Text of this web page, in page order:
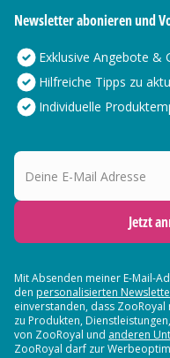
Newsletter abonieren und
Exklusive Angebote &
Hilfreiche Tipps zu
Individuelle
Deine E-Mail Adresse
Jetzt
Mit Absenden meiner E-Mail-
den personalisierten
einverstanden, dass
zu Produkten,
von ZooRoyal und anderen
ZooRoyal darf zur